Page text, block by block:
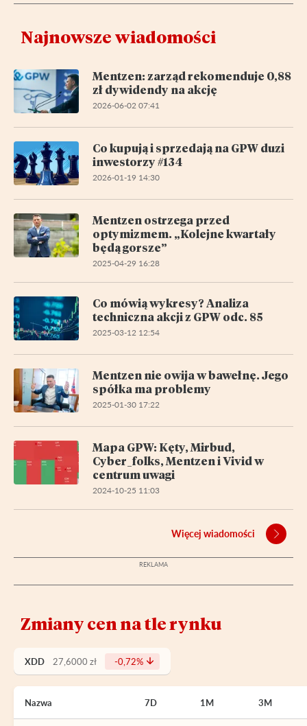
Najnowsze wiadomości
Mentzen: zarząd rekomenduje 0,88
zł dywidendy na akcję
2026-06-02 07:41
Co kupują i sprzedają na GPW duzi
inwestorzy #134
2026-01-19 14:30
Mentzen ostrzega przed
optymizmem. „Kolejne kwartały
będą gorsze”
2025-04-29 16:28
Co mówią wykresy? Analiza
techniczna akcji z GPW odc. 85
2025-03-12 12:54
Mentzen nie owija w bawełnę. Jego
spółka ma problemy
2025-01-30 17:22
Mapa GPW: Kęty, Mirbud,
Cyber_folks, Mentzen i Vivid w
centrum uwagi
2024-10-25 11:03
Więcej wiadomości
Zmiany cen na tle rynku
XDD 27,6000 zł -0,72%
Nazwa 7D 1M 3M